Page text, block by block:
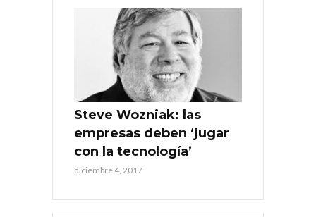
Steve Wozniak: las
empresas deben ‘jugar
con la tecnología’
diciembre 4, 2017